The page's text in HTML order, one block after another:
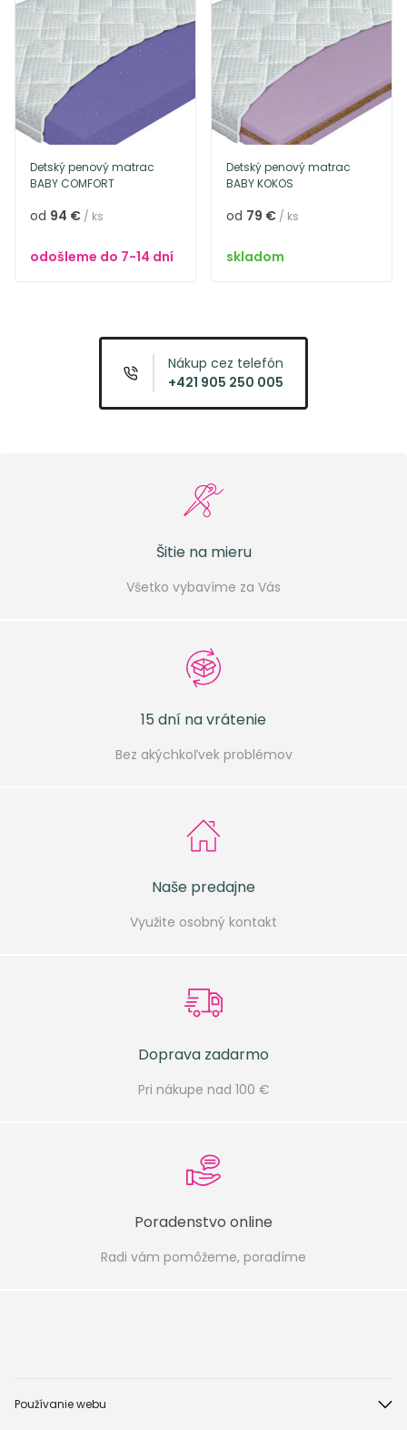
Detský penový matrac
BABY COMFORT
od 94 € / ks
odošleme do 7-14 dní
Detský penový matrac
BABY KOKOS
od 79 € / ks
skladom
Nákup cez telefón
+421 905 250 005
Šitie na mieru
Všetko vybavíme za Vás
15 dní na vrátenie
Bez akýchkoľvek problémov
Naše predajne
Využite osobný kontakt
Doprava zadarmo
Pri nákupe nad 100 €
Poradenstvo online
Radi vám pomôžeme, poradíme
Používanie webu